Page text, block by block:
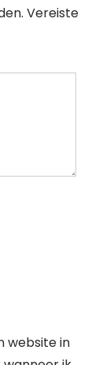
Vereiste
website in